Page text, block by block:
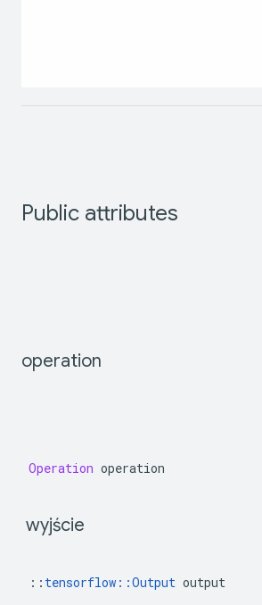
Public attributes
operation
Operation operation
wyjście
:: tensorflow::Output output